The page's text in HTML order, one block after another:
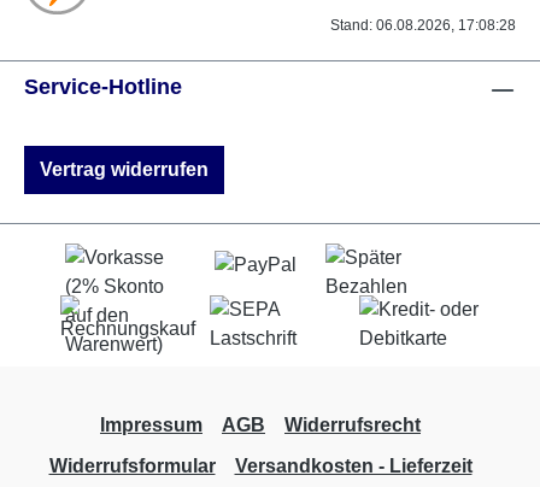
Stand: 06.08.2026, 17:08:28
Service-Hotline
Vertrag widerrufen
Impressum AGB
Widerrufsrecht
Widerrufsformular
Versandkosten - Lieferzeit